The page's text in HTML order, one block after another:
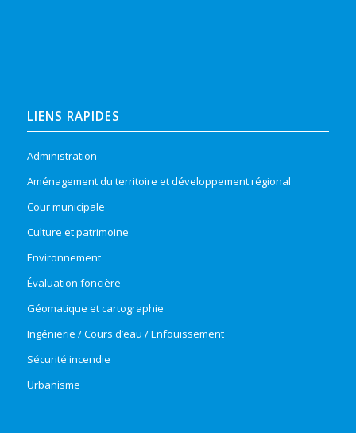
LIENS RAPIDES
Administration
Aménagement du territoire et développement régional
Cour municipale
Culture et patrimoine
Environnement
Évaluation foncière
Géomatique et cartographie
Ingénierie / Cours d’eau / Enfouissement
Sécurité incendie
Urbanisme